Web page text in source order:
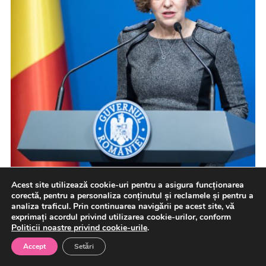
Vicepremierul interimar Oana Gheorghiu afirmă că,
peste un sfert din primăriile din ţară nu sunt înrolate, în
Acest site utilizează cookie-uri pentru a asigura funcționarea
corectă, pentru a personaliza conținutul și reclamele și pentru a
analiza traficul. Prin continuarea navigării pe acest site, vă
exprimați acordul privind utilizarea cookie-urilor, conform
Politicii noastre privind cookie-urile.
Accept Setări